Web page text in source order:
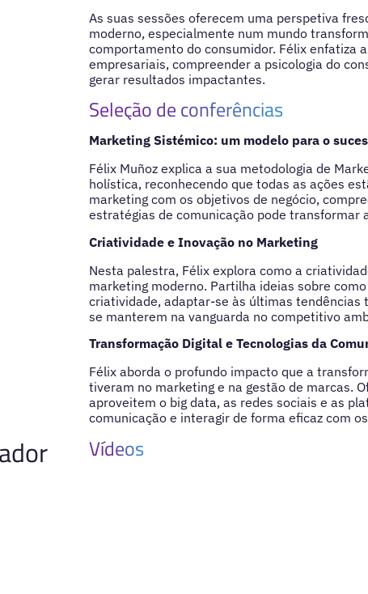
As suas sessões oferecem uma perspetiva
moderno, especialmente num mundo
comportamento do consumidor. Félix enfatiza
empresariais, compreender a psicologia do
gerar resultados impactantes.
Seleção de conferências
Marketing Sistémico: um modelo para o
Félix Muñoz explica a sua metodologia de
holística, reconhecendo que todas as ações
marketing com os objetivos de negócio,
estratégias de comunicação pode transformar
Criatividade e Inovação no Marketing
Nesta palestra, Félix explora como a
marketing moderno. Partilha ideias sobre
criatividade, adaptar-se às últimas tendências
se manterem na vanguarda no competitivo
Transformação Digital e Tecnologias da
Félix aborda o profundo impacto que a
tiveram no marketing e na gestão de marcas.
aproveitem o big data, as redes sociais e as
comunicação e interagir de forma eficaz com
Vídeos